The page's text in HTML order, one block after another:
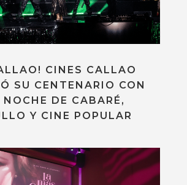
CINES CALLAO
SU CENTENARIO CON
NOCHE DE CABARÉ,
Y CINE POPULAR